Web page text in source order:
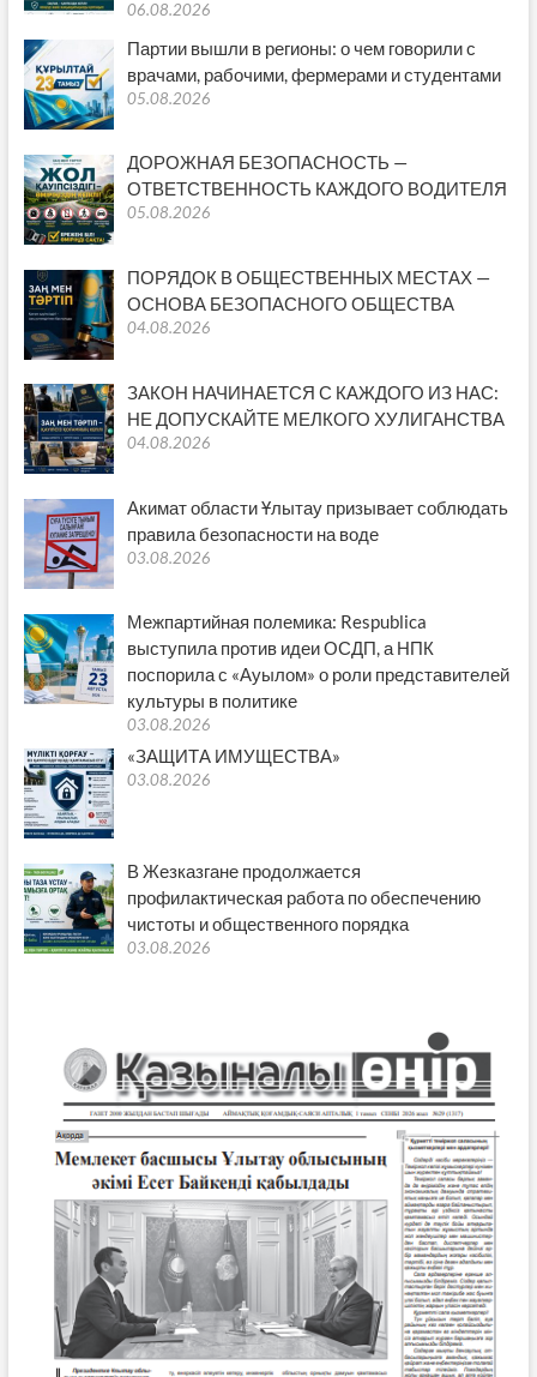
06.08.2026
Партии вышли в регионы: о чем говорили с
врачами, рабочими, фермерами и студентами
05.08.2026
ДОРОЖНАЯ БЕЗОПАСНОСТЬ —
ОТВЕТСТВЕННОСТЬ КАЖДОГО ВОДИТЕЛЯ
05.08.2026
ПОРЯДОК В ОБЩЕСТВЕННЫХ МЕСТАХ —
ОСНОВА БЕЗОПАСНОГО ОБЩЕСТВА
04.08.2026
ЗАКОН НАЧИНАЕТСЯ С КАЖДОГО ИЗ НАС:
НЕ ДОПУСКАЙТЕ МЕЛКОГО ХУЛИГАНСТВА
04.08.2026
Акимат области Ұлытау призывает соблюдать
правила безопасности на воде
03.08.2026
Межпартийная полемика: Respublica
выступила против идеи ОСДП, а НПК
поспорила с «Ауылом» о роли представителей
культуры в политике
03.08.2026
«ЗАЩИТА ИМУЩЕСТВА»
03.08.2026
В Жезказгане продолжается
профилактическая работа по обеспечению
чистоты и общественного порядка
03.08.2026